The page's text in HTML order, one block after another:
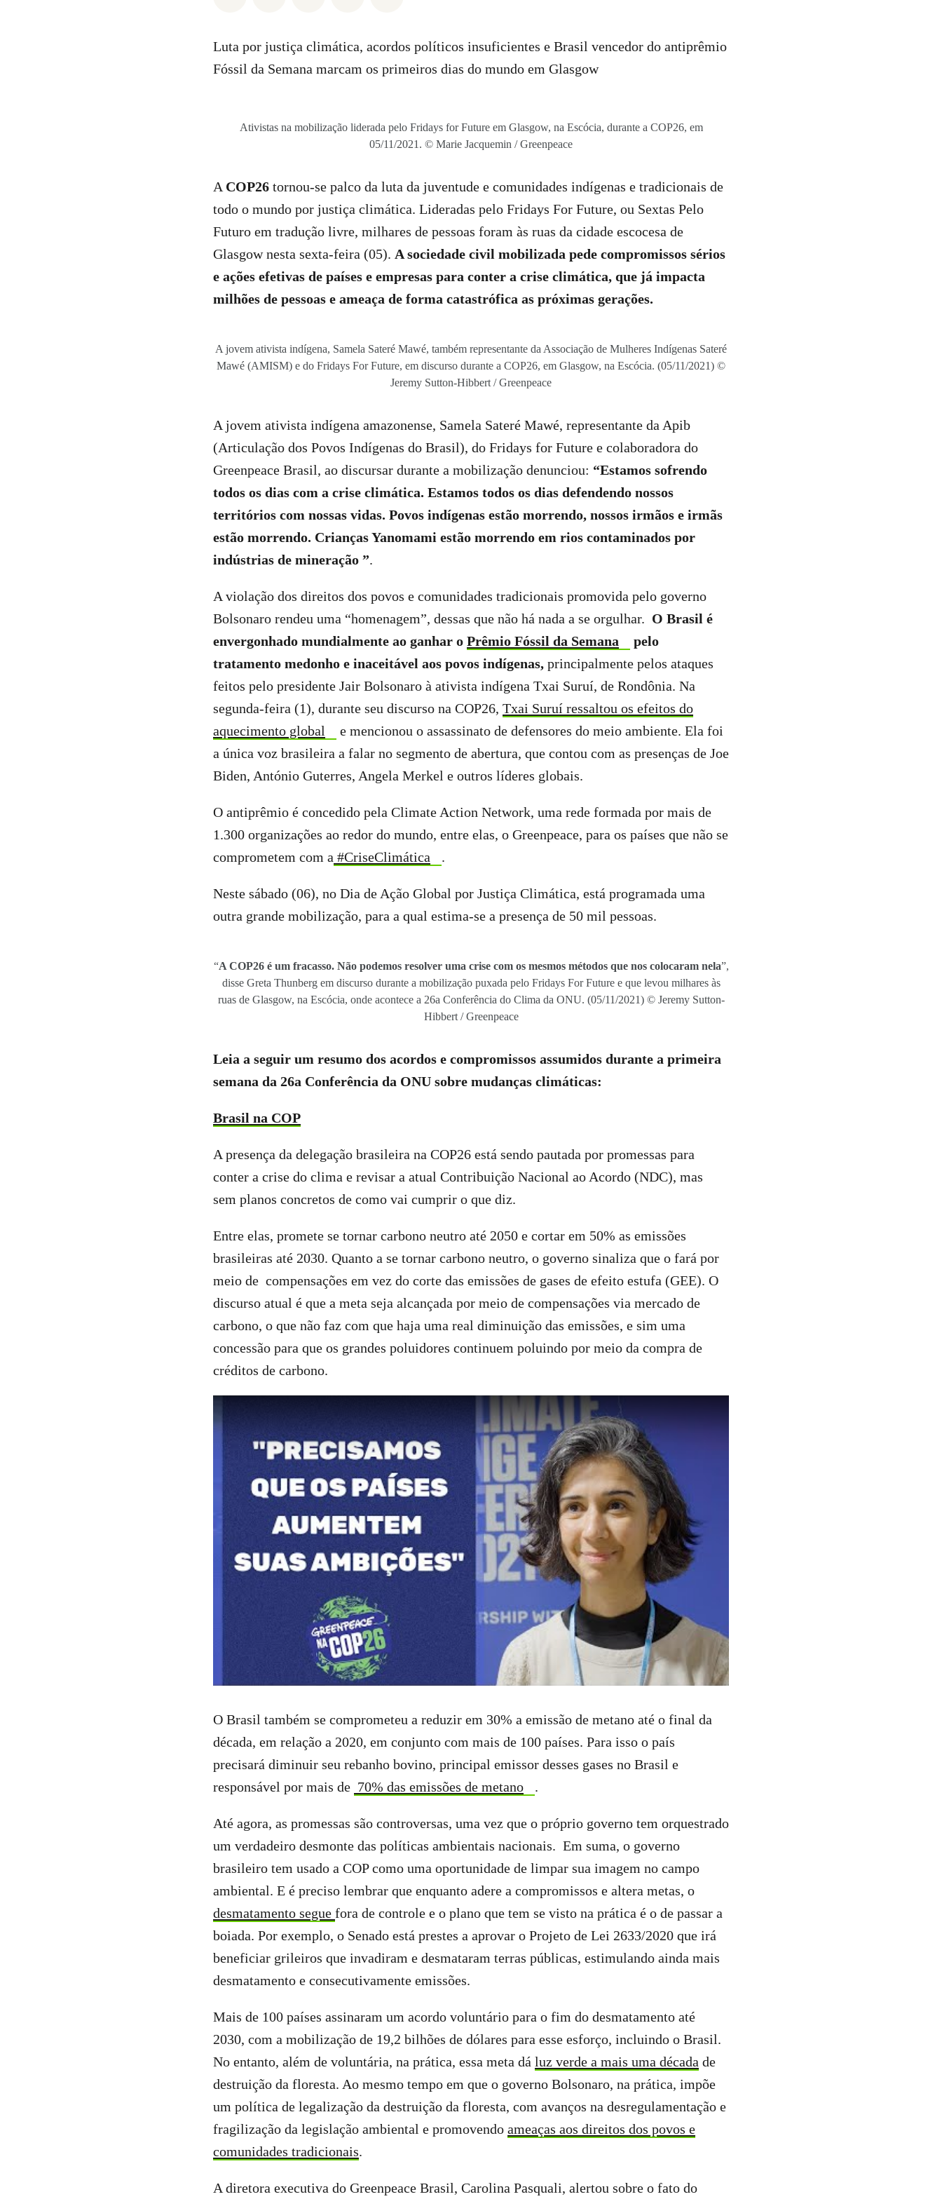
Luta por justiça climática, acordos políticos insuficientes e Brasil vencedor do antiprêmio
Fóssil da Semana marcam os primeiros dias do mundo em Glasgow
Ativistas na mobilização liderada pelo Fridays for Future em Glasgow, na Escócia, durante a COP26, em
05/11/2021. © Marie Jacquemin / Greenpeace
A COP26 tornou-se palco da luta da juventude e comunidades indígenas e tradicionais de
todo o mundo por justiça climática. Lideradas pelo Fridays For Future, ou Sextas Pelo
Futuro em tradução livre, milhares de pessoas foram às ruas da cidade escocesa de
Glasgow nesta sexta-feira (05). A sociedade civil mobilizada pede compromissos sérios
e ações efetivas de países e empresas para conter a crise climática, que já impacta
milhões de pessoas e ameaça de forma catastrófica as próximas gerações.
A jovem ativista indígena, Samela Sateré Mawé, também representante da Associação de Mulheres Indígenas Sateré
Mawé (AMISM) e do Fridays For Future, em discurso durante a COP26, em Glasgow, na Escócia. (05/11/2021) ©
Jeremy Sutton-Hibbert / Greenpeace
A jovem ativista indígena amazonense, Samela Sateré Mawé, representante da Apib
(Articulação dos Povos Indígenas do Brasil), do Fridays for Future e colaboradora do
Greenpeace Brasil, ao discursar durante a mobilização denunciou: “Estamos sofrendo
todos os dias com a crise climática. Estamos todos os dias defendendo nossos
territórios com nossas vidas. Povos indígenas estão morrendo, nossos irmãos e irmãs
estão morrendo. Crianças Yanomami estão morrendo em rios contaminados por
indústrias de mineração ”.
A violação dos direitos dos povos e comunidades tradicionais promovida pelo governo
Bolsonaro rendeu uma “homenagem”, dessas que não há nada a se orgulhar. O Brasil é
envergonhado mundialmente ao ganhar o Prêmio Fóssil da Semana
pelo
tratamento medonho e inaceitável aos povos indígenas, principalmente pelos ataques
feitos pelo presidente Jair Bolsonaro à ativista indígena Txai Suruí, de Rondônia. Na
segunda-feira (1), durante seu discurso na COP26, Txai Suruí ressaltou os efeitos do
aquecimento global
e mencionou o assassinato de defensores do meio ambiente. Ela foi
a única voz brasileira a falar no segmento de abertura, que contou com as presenças de Joe
Biden, António Guterres, Angela Merkel e outros líderes globais.
O antiprêmio é concedido pela Climate Action Network, uma rede formada por mais de
1.300 organizações ao redor do mundo, entre elas, o Greenpeace, para os países que não se
comprometem com a #CriseClimática .
Neste sábado (06), no Dia de Ação Global por Justiça Climática, está programada uma
outra grande mobilização, para a qual estima-se a presença de 50 mil pessoas.
“A COP26 é um fracasso. Não podemos resolver uma crise com os mesmos métodos que nos colocaram nela”,
disse Greta Thunberg em discurso durante a mobilização puxada pelo Fridays For Future e que levou milhares às
ruas de Glasgow, na Escócia, onde acontece a 26a Conferência do Clima da ONU. (05/11/2021) © Jeremy Sutton-
Hibbert / Greenpeace
Leia a seguir um resumo dos acordos e compromissos assumidos durante a primeira
semana da 26a Conferência da ONU sobre mudanças climáticas:
Brasil na COP
A presença da delegação brasileira na COP26 está sendo pautada por promessas para
conter a crise do clima e revisar a atual Contribuição Nacional ao Acordo (NDC), mas
sem planos concretos de como vai cumprir o que diz.
Entre elas, promete se tornar carbono neutro até 2050 e cortar em 50% as emissões
brasileiras até 2030. Quanto a se tornar carbono neutro, o governo sinaliza que o fará por
meio de compensações em vez do corte das emissões de gases de efeito estufa (GEE). O
discurso atual é que a meta seja alcançada por meio de compensações via mercado de
carbono, o que não faz com que haja uma real diminuição das emissões, e sim uma
concessão para que os grandes poluidores continuem poluindo por meio da compra de
créditos de carbono.
O Brasil também se comprometeu a reduzir em 30% a emissão de metano até o final da
década, em relação a 2020, em conjunto com mais de 100 países. Para isso o país
precisará diminuir seu rebanho bovino, principal emissor desses gases no Brasil e
responsável por mais de 70% das emissões de metano .
Até agora, as promessas são controversas, uma vez que o próprio governo tem orquestrado
um verdadeiro desmonte das políticas ambientais nacionais. Em suma, o governo
brasileiro tem usado a COP como uma oportunidade de limpar sua imagem no campo
ambiental. E é preciso lembrar que enquanto adere a compromissos e altera metas, o
desmatamento segue fora de controle e o plano que tem se visto na prática é o de passar a
boiada. Por exemplo, o Senado está prestes a aprovar o Projeto de Lei 2633/2020 que irá
beneficiar grileiros que invadiram e desmataram terras públicas, estimulando ainda mais
desmatamento e consecutivamente emissões.
Mais de 100 países assinaram um acordo voluntário para o fim do desmatamento até
2030, com a mobilização de 19,2 bilhões de dólares para esse esforço, incluindo o Brasil.
No entanto, além de voluntária, na prática, essa meta dá luz verde a mais uma década de
destruição da floresta. Ao mesmo tempo em que o governo Bolsonaro, na prática, impõe
um política de legalização da destruição da floresta, com avanços na desregulamentação e
fragilização da legislação ambiental e promovendo ameaças aos direitos dos povos e
comunidades tradicionais.
A diretora executiva do Greenpeace Brasil, Carolina Pasquali, alertou sobre o fato do